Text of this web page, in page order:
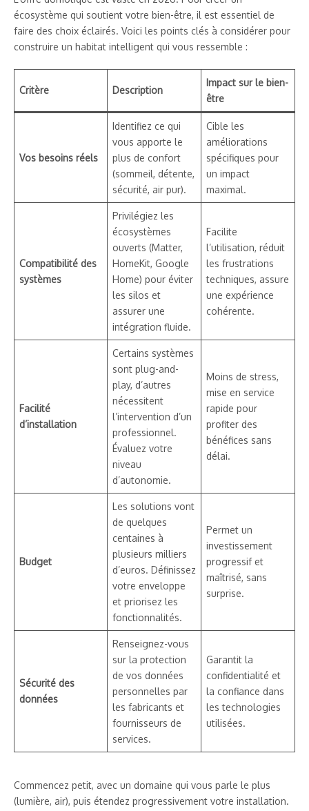
écosystème qui soutient votre bien-être, il est essentiel de
faire des choix éclairés. Voici les points clés à considérer pour
construire un habitat intelligent qui vous ressemble :
Critère Description
Impact sur le bien-
être
Vos besoins réels
Identifiez ce qui
vous apporte le
plus de confort
(sommeil, détente,
sécurité, air pur).
Cible les
améliorations
spécifiques pour
un impact
maximal.
Compatibilité des
systèmes
Privilégiez les
écosystèmes
ouverts (Matter,
HomeKit, Google
Home) pour éviter
les silos et
assurer une
intégration fluide.
Facilite
l’utilisation, réduit
les frustrations
techniques, assure
une expérience
cohérente.
Facilité
d’installation
Certains systèmes
sont plug-and-
play, d’autres
nécessitent
l’intervention d’un
professionnel.
Évaluez votre
niveau
d’autonomie.
Moins de stress,
mise en service
rapide pour
profiter des
bénéfices sans
délai.
Budget
Les solutions vont
de quelques
centaines à
plusieurs milliers
d’euros. Définissez
votre enveloppe
et priorisez les
fonctionnalités.
Permet un
investissement
progressif et
maîtrisé, sans
surprise.
Sécurité des
données
Renseignez-vous
sur la protection
de vos données
personnelles par
les fabricants et
fournisseurs de
services.
Garantit la
confidentialité et
la confiance dans
les technologies
utilisées.
Commencez petit, avec un domaine qui vous parle le plus
(lumière, air), puis étendez progressivement votre installation.